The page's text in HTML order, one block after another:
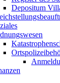
Depositum